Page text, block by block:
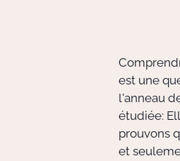
est une
l'anneau
étudiée:
prouvons
et